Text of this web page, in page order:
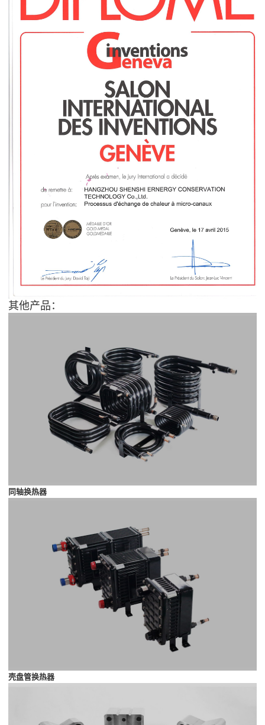
其他产品：
同轴换热器
壳盘管换热器